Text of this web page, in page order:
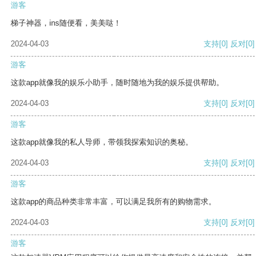
游客
梯子神器，ins随便看，美美哒！
2024-04-03 支持[0] 反对[0]
游客
这款app就像我的娱乐小助手，随时随地为我的娱乐提供帮助。
2024-04-03 支持[0] 反对[0]
游客
这款app就像我的私人导师，带领我探索知识的奥秘。
2024-04-03 支持[0] 反对[0]
游客
这款app的商品种类非常丰富，可以满足我所有的购物需求。
2024-04-03 支持[0] 反对[0]
游客